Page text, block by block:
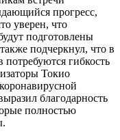
прогресс,
уверен, что
подготовлены
подчеркнул, что в
гибкость
Токио
благодарность
полностью